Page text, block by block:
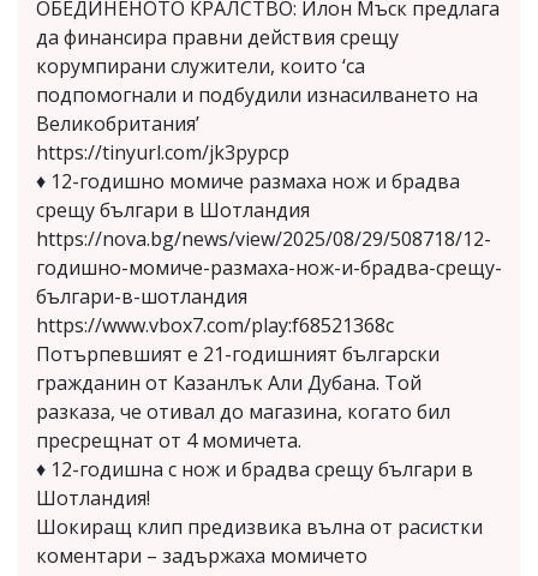
ОБЕДИНЕНОТО КРАЛСТВО: Илон Мъск предлага
да финансира правни действия срещу
корумпирани служители, които ‘са
подпомогнали и подбудили изнасилването на
Великобритания’
https://tinyurl.com/jk3pypcp
♦️ 12-годишно момиче размаха нож и брадва
срещу българи в Шотландия
https://nova.bg/news/view/2025/08/29/508718/12-
годишно-момиче-размаха-нож-и-брадва-срещу-
българи-в-шотландия
https://www.vbox7.com/play:f68521368c
Потърпевшият е 21-годишният български
гражданин от Казанлък Али Дубана. Той
разказа, че отивал до магазина, когато бил
пресрещнат от 4 момичета.
♦️ 12-годишна с нож и брадва срещу българи в
Шотландия!
Шокиращ клип предизвика вълна от расистки
коментари – задържаха момичето